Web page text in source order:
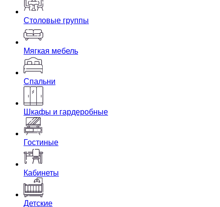
Столовые группы
Мягкая мебель
Спальни
Шкафы и гардеробные
Гостиные
Кабинеты
Детские